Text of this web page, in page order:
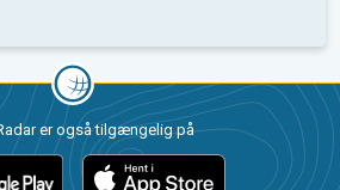
er også tilgængelig på